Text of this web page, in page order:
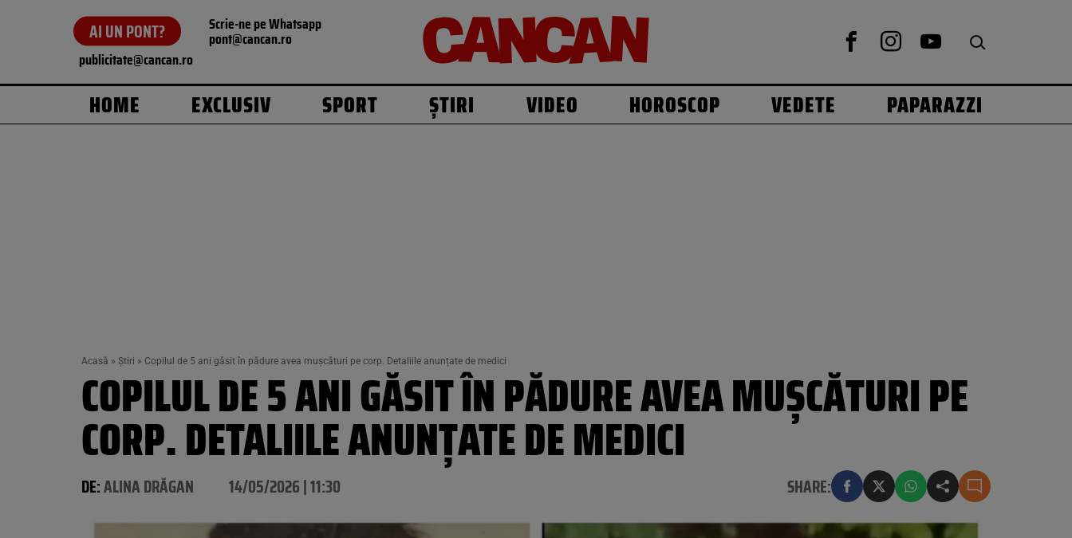
AI UN PONT? Scrie-ne pe Whatsapp
pont@cancan.ro
publicitate@cancan.ro
HOME EXCLUSIV SPORT ȘTIRI VIDEO HOROSCOP VEDETE PAPARAZZI
Acasă » Știri » Copilul de 5 ani găsit în pădure avea mușcături pe corp. Detaliile anunțate de medici
COPILUL DE 5 ANI GĂSIT ÎN PĂDURE AVEA MUȘCĂTURI PE
CORP. DETALIILE ANUNȚATE DE MEDICI
DE:ALINA DRĂGAN 14/05/2026 | 11:30 SHARE: